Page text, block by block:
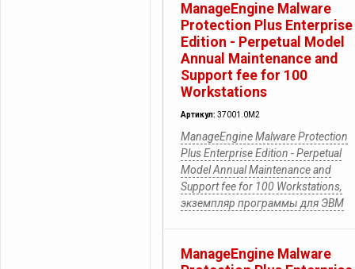
ManageEngine Malware
Protection Plus Enterprise
Edition - Perpetual Model
Annual Maintenance and
Support fee for 100
Workstations
Артикул: 37001.0M2
ManageEngine Malware Protection
Plus Enterprise Edition - Perpetual
Model Annual Maintenance and
Support fee for 100 Workstations,
экземпляр программы для ЭВМ
ManageEngine Malware